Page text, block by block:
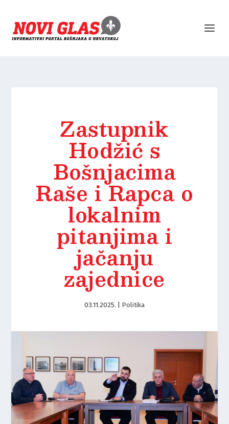
Zastupnik
Hodžić s
Bošnjacima
Raše i Rapca o
lokalnim
pitanjima i
jačanju
zajednice
03.11.2025. Politika